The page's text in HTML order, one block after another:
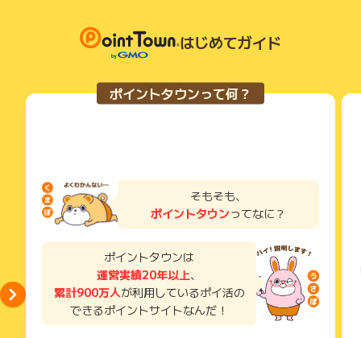
※ポイントに関するお問い合わせは、ポイントタウンサポート
ポイントについて、広告主に直接お問い合わせをした場合、ポ
イント獲得対象外となる場合がございます。
得無効」となる可能性があります。
・同一端末や同一世帯で、繰り返し利用不可のサービス・お買
い物を複数回ご利用された場合
て一度でも同サービス・お買い物を利用されたことがある場合
ご利用前には、Cookieの削除をおこなっていただくことを推奨
ださい。
各サービス・お買い物に掲載されている獲得条件を必ずよくお
読みください。
了などのメールは、ポイント獲得するまで必ず保管してくださ
獲得待ち・獲得失敗の状態でお問い合わせされる際に、該当の
メールを送っていただく場合がございます。
そのため、紛失・破棄された場合は対応いたしかねますので、
ご注意ください。
商品の交換や一部でもキャンセルされた場合、ポイントが無効
になる可能性もございます。
各サービス・お買い物の獲得ポイントや獲得条件、キャンペー
れた時点の条件が適用されます。
条件を達成しているかどうかは各広告主ではなく、代理店が行
り、急遽終了となる場合がございます。
広告に遷移しない場合は掲載が終了となっておりポイントが獲
得できませんので、ご注意くださいませ。
はじめてガイド
ポイントタウンって何？
そもそも、
ポイントタウンってなに？
ポイントタウンは
運営実績20年以上、
累計900万人が利用しているポイ活の
できるポイントサイトなんだ！